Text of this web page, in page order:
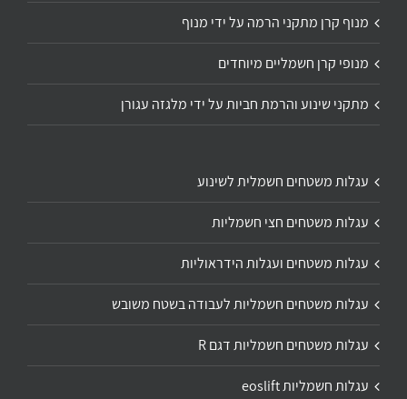
מנוף קרן מתקני הרמה על ידי מנוף
מנופי קרן חשמליים מיוחדים
מתקני שינוע והרמת חביות על ידי מלגזה עגורן
עגלות משטחים חשמלית לשינוע
עגלות משטחים חצי חשמליות
עגלות משטחים ועגלות הידראוליות
עגלות משטחים חשמליות לעבודה בשטח משובש
עגלות משטחים חשמליות דגם R
עגלות חשמליות eoslift